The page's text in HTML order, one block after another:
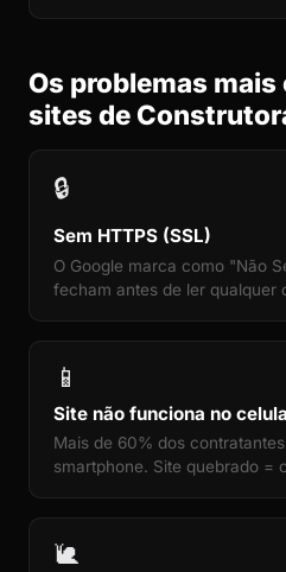
Os problemas mais
sites de
🔒
Sem HTTPS (SSL)
O Google marca como "Não
fecham antes de ler qualquer
📱
Site não funciona no
Mais de 60% dos
smartphone. Site quebrado =
🐌